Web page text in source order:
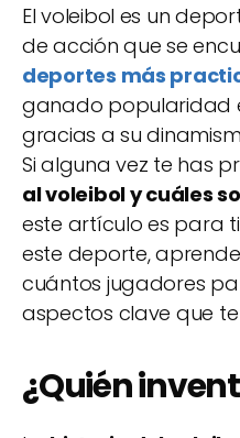
El voleibol es un
de acción que se
deportes más
ganado popularidad
gracias a su
Si alguna vez te has
al voleibol y cuáles
este artículo es para
este deporte,
cuántos jugadores
aspectos clave que
¿Quién